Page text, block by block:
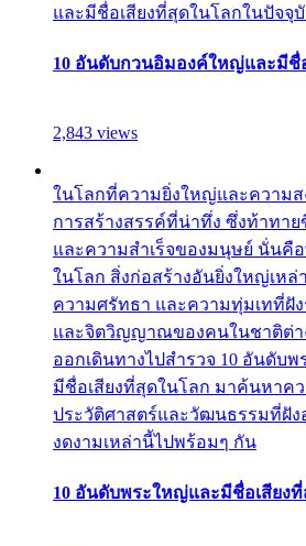
และมีชื่อเสียงที่สุดในโลกในปัจจุ
10 อันดับกวนอิมองค์ใหญ่และมีชื่
2,843 views
ในโลกที่ความยิ่งใหญ่และความ
การสร้างสรรค์ที่น่าทึ่ง ซึ่งท้าทา
และความสำเร็จของมนุษย์ นั่น
ในโลก สิ่งก่อสร้างอันยิ่งใหญ่เหล่
ความศรัทธา และความทุ่มเทที่ฝั
และจิตวิญญาณของคนในชาติต่า
ออกเดินทางไปสำรวจ 10 อันดับ
มีชื่อเสียงที่สุดในโลก มาค้นหาค
ประวัติศาสตร์และวัฒนธรรมที่ฝัง
งดงามเหล่านี้ไปพร้อมๆ กัน
10 อันดับพระใหญ่และมีชื่อเสียง